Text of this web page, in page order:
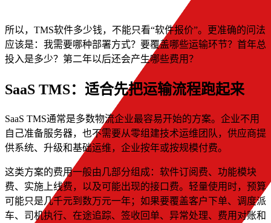
所以，TMS软件多少钱，不能只看“软件报价”。更准确的问法
应该是：我需要哪种部署方式？要覆盖哪些运输环节？首年总
投入是多少？第二年以后还会产生哪些费用？
SaaS TMS：适合先把运输流程跑起来
SaaS TMS通常是多数物流企业最容易开始的方案。企业不用
自己准备服务器，也不需要从零组建技术运维团队，供应商提
供系统、升级和基础运维，企业按年或按规模付费。
这类方案的费用一般由几部分组成：软件订阅费、功能模块
费、实施上线费，以及可能出现的接口费。轻量使用时，预算
可能只是几千元到数万元一年；如果要覆盖客户下单、调度派
车、司机执行、在途追踪、签收回单、异常处理、费用对账和